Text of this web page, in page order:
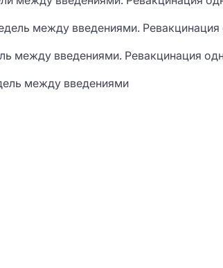
между введениями. Ревакцинация
между введениями. Ревакцинация
между введениями